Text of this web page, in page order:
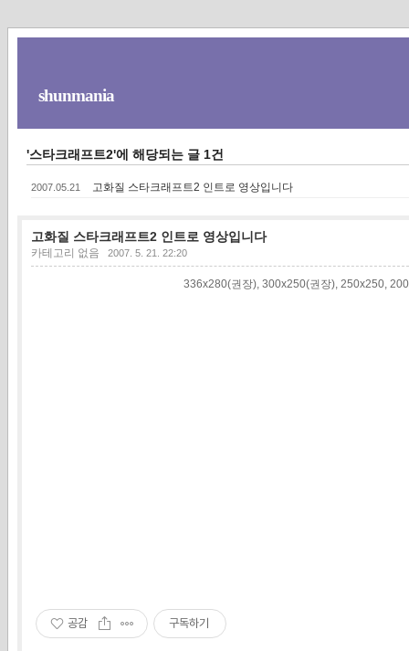
shunmania
'스타크래프트2'에 해당되는 글 1건
2007.05.21 고화질 스타크래프트2 인트로 영상입니다
고화질 스타크래프트2 인트로 영상입니다
카테고리 없음 2007. 5. 21. 22:20
336x280(권장), 300x250(권장), 250x250,
공감 구독하기